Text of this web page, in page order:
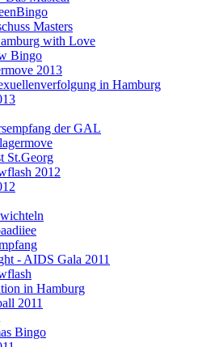
Masters
with Love
Bingo
2013
in Hamburg
der GAL
St.Georg
2012
- AIDS Gala 2011
in Hamburg
2011
Bingo